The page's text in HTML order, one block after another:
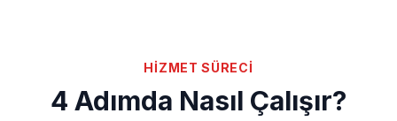
HİZMET SÜRECİ
4 Adımda Nasıl Çalışır?